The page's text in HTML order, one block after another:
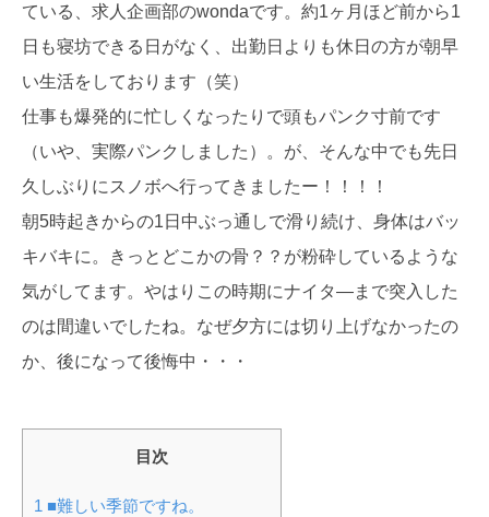
ている、求人企画部のwondaです。約1ヶ月ほど前から1
日も寝坊できる日がなく、出勤日よりも休日の方が朝早
い生活をしております（笑）
仕事も爆発的に忙しくなったりで頭もパンク寸前です
（いや、実際パンクしました）。が、そんな中でも先日
久しぶりにスノボへ行ってきましたー！！！！
朝5時起きからの1日中ぶっ通しで滑り続け、身体はバッ
キバキに。きっとどこかの骨？？が粉砕しているような
気がしてます。やはりこの時期にナイタ―まで突入した
のは間違いでしたね。なぜ夕方には切り上げなかったの
か、後になって後悔中・・・
目次
1 ■難しい季節ですね。